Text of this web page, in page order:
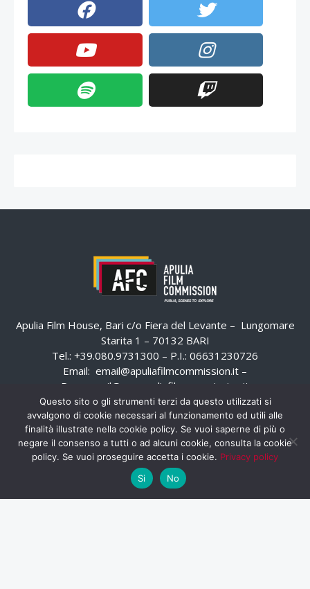
Apulia Film House, Bari c/o Fiera del Levante – Lungomare
Starita 1 – 70132 BARI
Tel.: +39.080.9731300 – P.I.: 06631230726
Email: email@apuliafilmcommission.it –
Pec:
email@pec.apuliafilmcommission.it
Questo sito o gli strumenti terzi da questo utilizzati si
avvalgono di cookie necessari al funzionamento ed utili alle
finalità illustrate nella cookie policy. Se vuoi saperne di più o
negare il consenso a tutti o ad alcuni cookie, consulta la cookie
policy. Se vuoi proseguire accetta i cookie. Privacy policy
Si
No